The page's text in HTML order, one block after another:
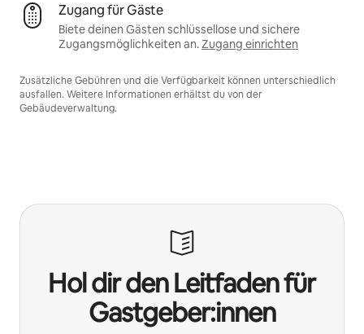
Zugang für Gäste
Biete deinen Gästen schlüssellose und sichere
Zugangsmöglichkeiten an.Zugang einrichten
Zusätzliche Gebühren und die Verfügbarkeit können unterschiedlich
ausfallen. Weitere Informationen erhältst du von der
Gebäudeverwaltung.
Hol dir den Leitfaden für
Gastgeber:innen